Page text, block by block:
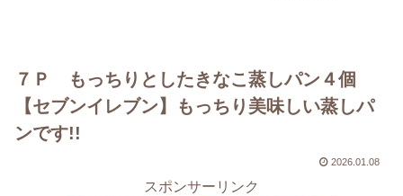
７Ｐ もっちりとしたきなこ蒸しパン４個
【セブンイレブン】もっちり美味しい蒸しパ
ンです!!
2026.01.08
スポンサーリンク